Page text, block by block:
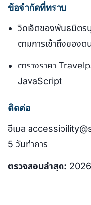
ข้อจำกัดที่ทราบ
วิดเจ็ตของพันธมิตร
ตามการเข้าถึงของต
ตารางราคา
JavaScript
ติดต่อ
อีเมล
5 วันทำการ
ตรวจสอบล่าสุด: